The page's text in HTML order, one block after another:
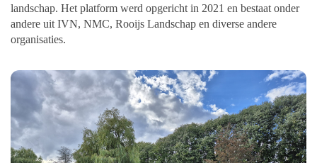
landschap. Het platform werd opgericht in 2021 en bestaat onder
andere uit IVN, NMC, Rooijs Landschap en diverse andere
organisaties.